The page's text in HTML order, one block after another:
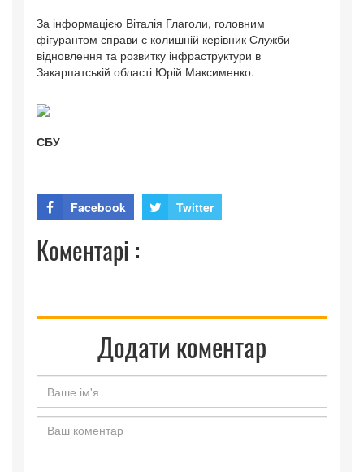
За інформацією Віталія Глаголи, головним
фігурантом справи є колишній керівник Служби
відновлення та розвитку інфраструктури в
Закарпатській області Юрій Максименко.
СБУ
Facebook Twitter
Коментарі :
Додати коментар